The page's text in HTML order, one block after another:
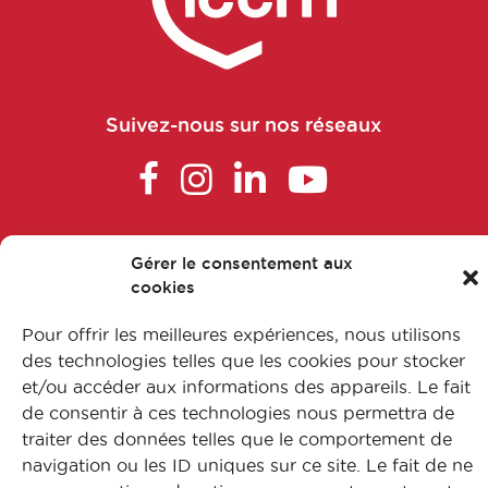
Gérer le consentement aux
cookies
Pour offrir les meilleures expériences, nous utilisons
des technologies telles que les cookies pour stocker
et/ou accéder aux informations des appareils. Le fait
de consentir à ces technologies nous permettra de
traiter des données telles que le comportement de
navigation ou les ID uniques sur ce site. Le fait de ne
Chef de Projet Affaires Médicales
Chef de projet clinique
Chef de projet communication
Chef de projet études essai clinique
Chef de projet IA / data / Digital /
données de vie réelle (en industries
de santé ou entreprises de santé)
Chef de projet IA / data / Digital /
données de vie réelle (en institutions
Suivez-nous sur nos réseaux
FAQ
L’apprentissage
Nos métiers
Contactez-nous
Mentions légales
Protection des données
Plan du site